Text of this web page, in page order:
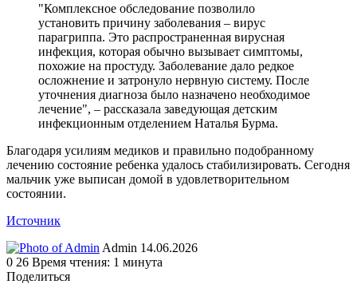
"Комплексное обследование позволило
установить причину заболевания – вирус
парагриппа. Это распространенная вирусная
инфекция, которая обычно вызывает симптомы,
похожие на простуду. Заболевание дало редкое
осложнение и затронуло нервную систему. После
уточнения диагноза было назначено необходимое
лечение", – рассказала заведующая детским
инфекционным отделением Наталья Бурма.
Благодаря усилиям медиков и правильно подобранному
лечению состояние ребенка удалось стабилизировать. Сегодня
мальчик уже выписан домой в удовлетворительном
состоянии.
Источник
Admin Send
an
14.06.2026
0 26 Время чтения: 1 минута
Поделиться